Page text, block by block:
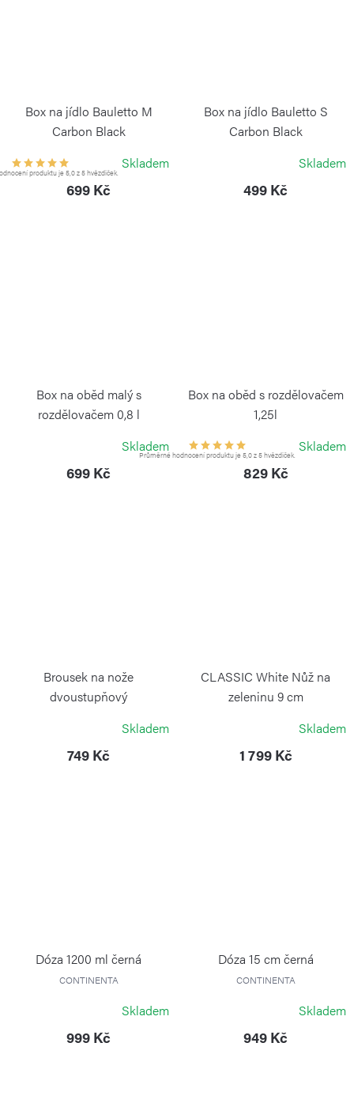
Box na jídlo Bauletto M
Carbon Black
produktu je 5,0 z 5 hvězdiček.
Skladem
699 Kč
Box na jídlo Bauletto S
Carbon Black
Skladem
499 Kč
Box na oběd malý s
rozdělovačem 0,8 l
Skladem
699 Kč
Box na oběd s rozdělovačem
1,25l
Průměrné hodnocení produktu je 5,0 z 5 hvězdiček.
Skladem
829 Kč
Brousek na nože
dvoustupňový
Skladem
749 Kč
CLASSIC White Nůž na
zeleninu 9 cm
Skladem
1 799 Kč
Dóza 1200 ml černá
CONTINENTA
Skladem
999 Kč
Dóza 15 cm černá
CONTINENTA
Skladem
949 Kč